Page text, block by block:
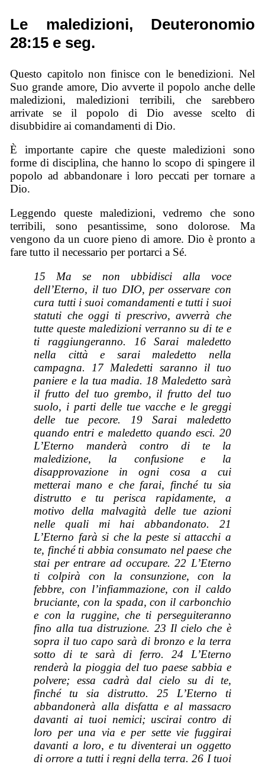
Le maledizioni, Deuteronomio
28:15 e seg.
Questo capitolo non finisce con le benedizioni. Nel
Suo grande amore, Dio avverte il popolo anche delle
maledizioni, maledizioni terribili, che sarebbero
arrivate se il popolo di Dio avesse scelto di
disubbidire ai comandamenti di Dio.
È importante capire che queste maledizioni sono
forme di disciplina, che hanno lo scopo di spingere il
popolo ad abbandonare i loro peccati per tornare a
Dio.
Leggendo queste maledizioni, vedremo che sono
terribili, sono pesantissime, sono dolorose. Ma
vengono da un cuore pieno di amore. Dio è pronto a
fare tutto il necessario per portarci a Sé.
15 Ma se non ubbidisci alla voce
dell’Eterno, il tuo DIO, per osservare con
cura tutti i suoi comandamenti e tutti i suoi
statuti che oggi ti prescrivo, avverrà che
tutte queste maledizioni verranno su di te e
ti raggiungeranno. 16Sarai maledetto
nella città e saraimaledetto nella
campagna. 17 Maledetti saranno il tuo
paniere e la tua madia. 18 Maledetto sarà
il frutto del tuo grembo, il frutto del tuo
suolo, i parti delle tue vacche e le greggi
delle tue pecore. 19Sarai maledetto
quando entri e maledetto quando esci. 20
L’Eterno manderà contro di te la
maledizione, la confusione e la
disapprovazione in ogni cosa a cui
metterai mano e che farai, finché tu sia
distrutto e tu perisca rapidamente, a
motivo della malvagità delle tue azioni
nelle quali mi hai abbandonato. 21
L’Eterno farà si che la peste si attacchi a
te, finché ti abbia consumato nel paese che
stai per entrare ad occupare. 22 L’Eterno
ti colpirà con la consunzione, con la
febbre, con l’infiammazione, con il caldo
bruciante, con la spada, con il carbonchio
e con la ruggine, che ti perseguiteranno
fino alla tua distruzione. 23 Il cielo che è
sopra il tuo capo sarà di bronzo e la terra
sotto di tesarà di ferro. 24 L’Eterno
renderà la pioggia del tuo paese sabbia e
polvere; essa cadrà dal cielo su di te,
finché tu sia distrutto. 25 L’Eterno ti
abbandonerà alla disfatta e al massacro
davanti ai tuoi nemici; uscirai contro di
loro per una via e per sette vie fuggirai
davanti a loro, e tu diventerai un oggetto
diorrore a tutti i regni della terra. 26 I tuoi